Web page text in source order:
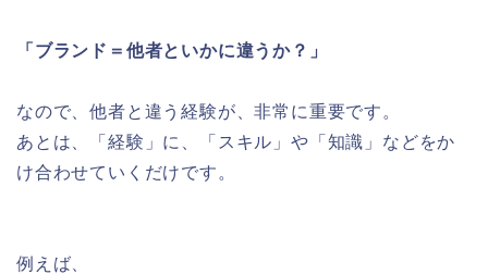
「ブランド＝他者といかに違うか？」
なので、他者と違う経験が、非常に重要です。
あとは、「経験」に、「スキル」や「知識」などをか
け合わせていくだけです。
例えば、